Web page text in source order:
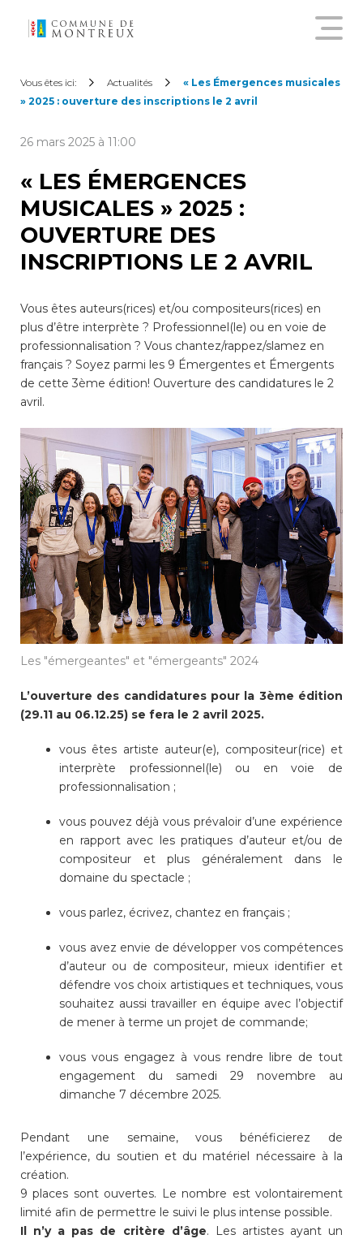
virtuel
Créer un compte citoyen
Se connecter à son compte
citoyen
Pour commander une
un déménagement,
demander une subvention
sur les abonnements annuels
de transports publics ou
consulter les disponibilités
compte citoyen en cliquant
sur l’une des catégories ci-
dessus. Pour effectuer
d’autres démarches
administratives en ligne,
cliquez sur l’une des
catégories ci-dessous.
Achats
Annonces et demandes
Construction et travaux
Enfance/jeunesse
Environnement
Population
Vous êtes ici: Actualités
« Les Émergences musicales
» 2025 : ouverture des inscriptions le 2 avril
26 mars 2025 à 11:00
« LES ÉMERGENCES
MUSICALES » 2025 :
OUVERTURE DES
INSCRIPTIONS LE 2 AVRIL
Vous êtes auteurs(rices) et/ou compositeurs(rices) en
plus d’être interprète ? Professionnel(le) ou en voie de
professionnalisation ? Vous chantez/rappez/slamez en
français ? Soyez parmi les 9 Émergentes et Émergents
de cette 3ème édition! Ouverture des candidatures le 2
avril.
Les "émergeantes" et "émergeants" 2024
L’ouverture des candidatures pour la 3ème édition
(29.11 au 06.12.25) se fera le 2 avril 2025.
vous êtes artiste auteur(e), compositeur(rice) et
interprète professionnel(le) ou en voie de
professionnalisation ;
vous pouvez déjà vous prévaloir d’une expérience
en rapport avec les pratiques d’auteur et/ou de
compositeur et plus généralement dans le
domaine du spectacle ;
vous parlez, écrivez, chantez en français ;
vous avez envie de développer vos compétences
d’auteur ou de compositeur, mieux identifier et
défendre vos choix artistiques et techniques, vous
souhaitez aussi travailler en équipe avec l’objectif
de mener à terme un projet de commande;
vous vous engagez à vous rendre libre de tout
engagement du samedi 29 novembre au
dimanche 7 décembre 2025.
Pendant une semaine, vous bénéficierez de
l’expérience, du soutien et du matériel nécessaire à la
création.
9 places sont ouvertes. Le nombre est volontairement
limité afin de permettre le suivi le plus intense possible.
Il n’y a pas de critère d’âge. Les artistes ayant un